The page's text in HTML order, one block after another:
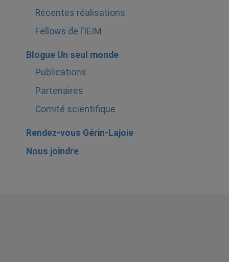
Récentes réalisations
Fellows de l’IEIM
Blogue Un seul monde
Publications
Partenaires
Comité scientifique
Rendez-vous Gérin-Lajoie
Nous joindre